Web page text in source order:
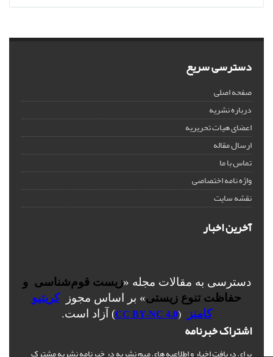
دسترسی سریع
صفحه اصلی
درباره نشریه
اعضای هیات تحریریه
ارسال مقاله
تماس با ما
واژه نامه اختصاصی
نقشه سایت
آخرین اخبار
دسترسی به مقالات مجله «زیست قوم‌شناسی و
حفاظت تنوع زیستی» بر اساس مجوزکریتیو
کامنز
(
CC BY-NC 4.0) آزاد است.
اشتراک خبرنامه
برای دریافت اخبار و اطلاعیه های مهم نشریه در خبرنامه نشریه مشترک